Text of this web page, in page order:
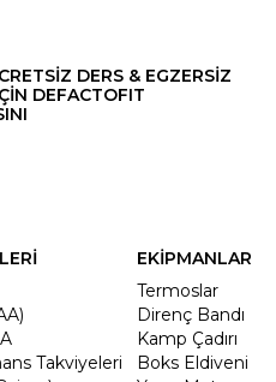
DERS & EGZERSİZ
DEFACTOFIT
Takviyeleri
EKİPMANLAR
Termoslar
Direnç Bandı
Kamp Çadırı
Boks Eldiveni